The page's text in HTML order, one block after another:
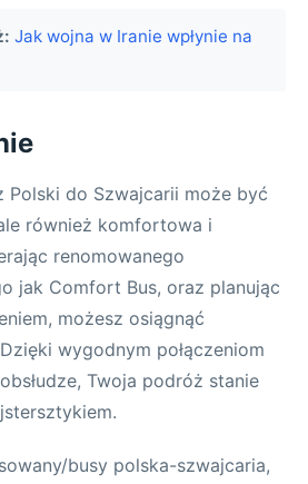
Jak wojna w Iranie wpłynie na
Polski do Szwajcarii może być
również komfortowa i
renomowanego
jak Comfort Bus, oraz planując
możesz osiągnąć
wygodnym połączeniom
Twoja podróż stanie
busy polska-szwajcaria,